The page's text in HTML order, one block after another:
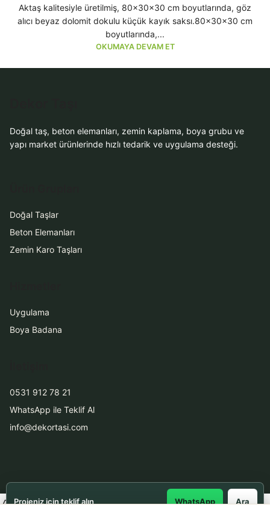
Aktaş kalitesiyle üretilmiş, 80x30x30 cm boyutlarında, göz
alıcı beyaz dolomit dokulu küçük kayık saksı.80x30x30 cm
boyutlarında,...
OKUMAYA DEVAM ET
Doğal taş, beton elemanları, zemin kaplama, boya grubu ve
yapı market ürünlerinde hızlı tedarik ve uygulama desteği.
Doğal Taşlar
Beton Elemanları
Zemin Karo Taşları
Uygulama
Boya Badana
0531 912 78 21
WhatsApp ile Teklif Al
info@dekortasi.com
Projeniz için teklif alın WhatsApp Ara